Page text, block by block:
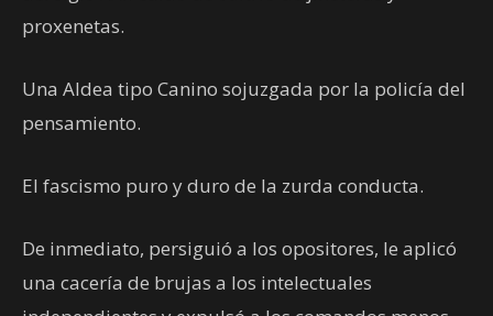
proxenetas.
Una Aldea tipo Canino sojuzgada por la policía del
pensamiento.
El fascismo puro y duro de la zurda conducta.
De inmediato, persiguió a los opositores, le aplicó
una cacería de brujas a los intelectuales